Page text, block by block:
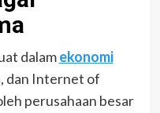
dalamekonomi
dan Internet of
perusahaan besar